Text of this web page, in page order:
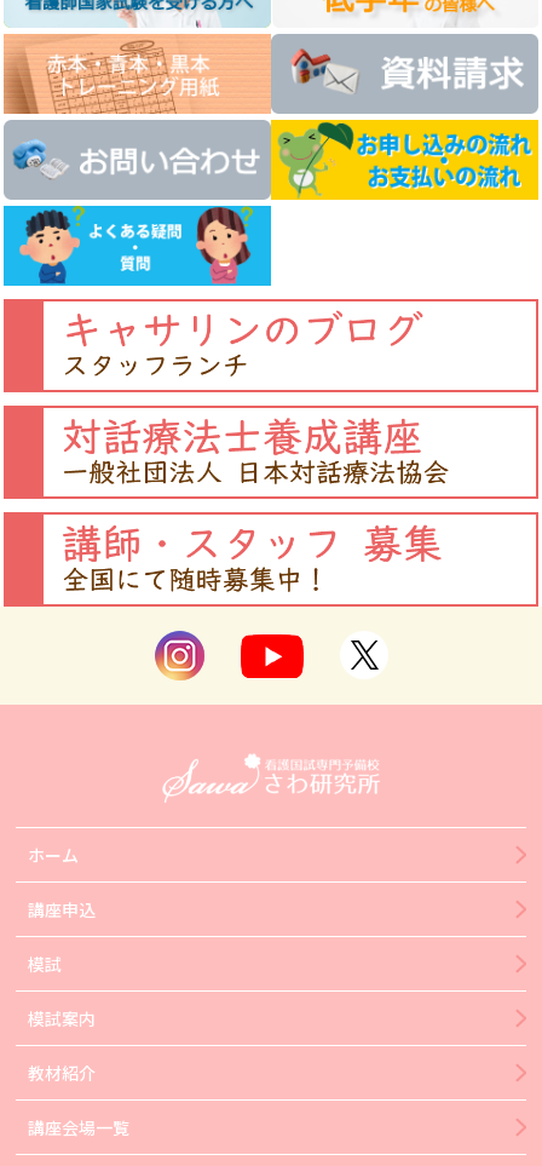
ホーム
講座申込
模試
模試案内
教材紹介
講座会場一覧